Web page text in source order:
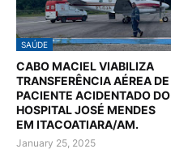
SAÚDE
CABO MACIEL VIABILIZA
TRANSFERÊNCIA AÉREA DE
PACIENTE ACIDENTADO DO
HOSPITAL JOSÉ MENDES
EM ITACOATIARA/AM.
January 25, 2025